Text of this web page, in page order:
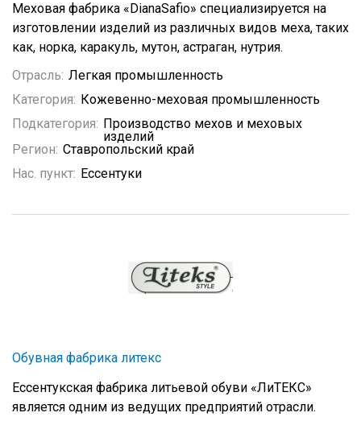
Меховая фабрика «DianaSafio» специализируется на
изготовлении изделий из различных видов меха, таких
как, норка, каракуль, мутон, астраган, нутрия.
Отрасль: Легкая промышленность
Категория: Кожевенно-меховая промышленность
Подкатегория: Производство мехов и меховых
изделий
Регион: Ставропольский край
Нас. пункт: Ессентуки
Обувная фабрика литекс
Ессентукская фабрика литьевой обуви «ЛиТЕКС»
является одним из ведущих предприятий отрасли.